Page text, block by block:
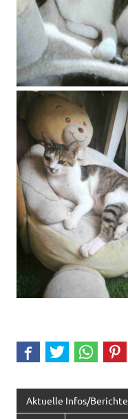
Aktuelle Infos/Berichte